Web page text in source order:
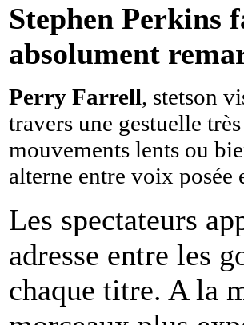
Stephen
absolument
Perry Farrell, stetson
travers une gestuelle
mouvements lents ou
alterne entre voix posée
Les spectateurs
adresse entre les
chaque titre. A la